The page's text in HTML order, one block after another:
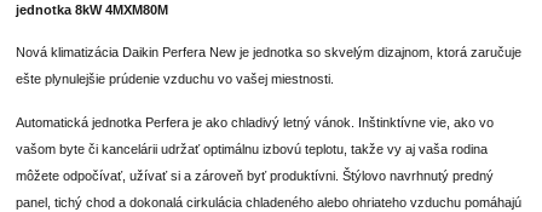
jednotka 8kW 4MXM80M
Nová klimatizácia Daikin Perfera New je jednotka so skvelým dizajnom, ktorá zaručuje
ešte plynulejšie prúdenie vzduchu vo vašej miestnosti.
Automatická jednotka Perfera je ako chladivý letný vánok. Inštinktívne vie, ako vo
vašom byte či kancelárii udržať optimálnu izbovú teplotu, takže vy aj vaša rodina
môžete odpočívať, užívať si a zároveň byť produktívni. Štýlovo navrhnutý predný
panel, tichý chod a dokonalá cirkulácia chladeného alebo ohriateho vzduchu pomáhajú